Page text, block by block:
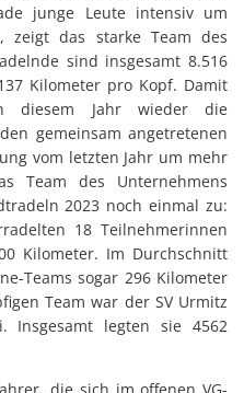
junge Leute intensiv um
zeigt das starke Team des
sind insgesamt 8.516
Kilometer pro Kopf. Damit
diesem Jahr wieder die
gemeinsam angetretenen
vom letzten Jahr um mehr
Team des Unternehmens
2023 noch einmal zu:
18 Teilnehmerinnen
Kilometer. Im Durchschnitt
Teams sogar 296 Kilometer
Team war der SV Urmitz
Insgesamt legten sie 4562
die sich im offenen VG-